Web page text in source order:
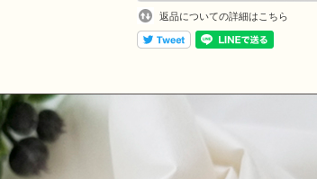
返品についての詳細はこちら